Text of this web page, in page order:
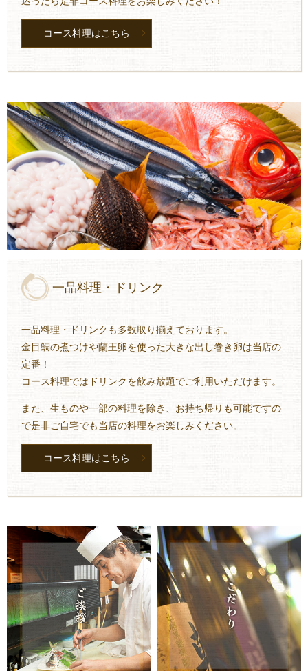
コース料理はこちら
一品料理・ドリンク
一品料理・ドリンクも多数取り揃えております。
金目鯛の煮つけや蘭王卵を使った大きな出し巻き卵は当店の
定番！
コース料理ではドリンクを飲み放題でご利用いただけます。
また、生ものや一部の料理を除き、お持ち帰りも可能ですの
で是非ご自宅でも当店の料理をお楽しみください。
コース料理はこちら